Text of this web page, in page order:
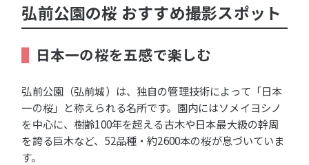
弘前公園の桜 おすすめ撮影スポット
日本一の桜を五感で楽しむ
弘前公園（弘前城）は、独自の管理技術によって「日本
一の桜」と称えられる名所です。園内にはソメイヨシノ
を中心に、樹齢100年を超える古木や日本最大級の幹周
を誇る巨木など、52品種・約2600本の桜が息づいていま
す。